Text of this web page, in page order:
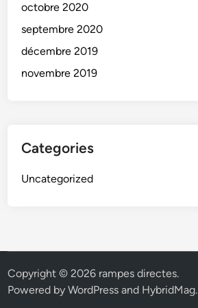
octobre 2020
septembre 2020
décembre 2019
novembre 2019
Categories
Uncategorized
Copyright © 2026 rampes directes.
Powered byWordPress and HybridMag.